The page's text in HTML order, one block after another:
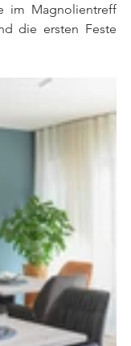
im Magnolientreff
die ersten Feste